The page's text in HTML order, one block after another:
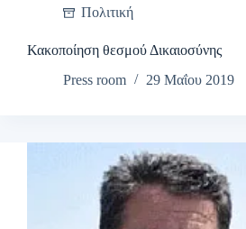
Πολιτική
Κακοποίηση θεσμού Δικαιοσύνης
Press room
29 Μαΐου 2019